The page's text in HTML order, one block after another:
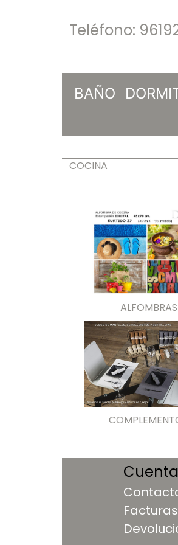
Teléfono:
BAÑO
COCINA
ALFOMBRAS
Cuenta